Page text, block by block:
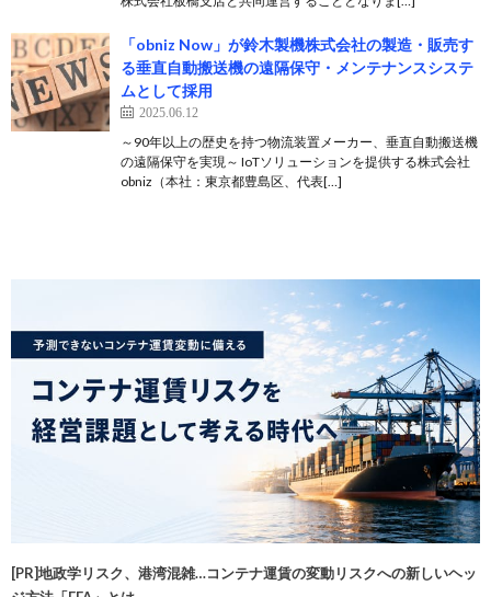
「obniz Now」が鈴木製機株式会社の製造・販売す
る垂直自動搬送機の遠隔保守・メンテナンスシステ
ムとして採用
2025.06.12
～90年以上の歴史を持つ物流装置メーカー、垂直自動搬送機
の遠隔保守を実現～ IoTソリューションを提供する株式会社
obniz（本社：東京都豊島区、代表[…]
[PR]地政学リスク、港湾混雑…コンテナ運賃の変動リスクへの新しいヘッ